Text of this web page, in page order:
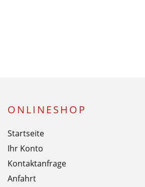
ONLINESHOP
Startseite
Ihr Konto
Kontaktanfrage
Anfahrt